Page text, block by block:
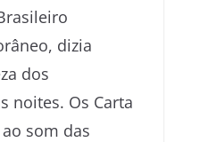
dizia
dos
noites. Os Carta
som das